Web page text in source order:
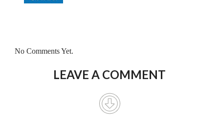
No Comments Yet.
LEAVE A COMMENT